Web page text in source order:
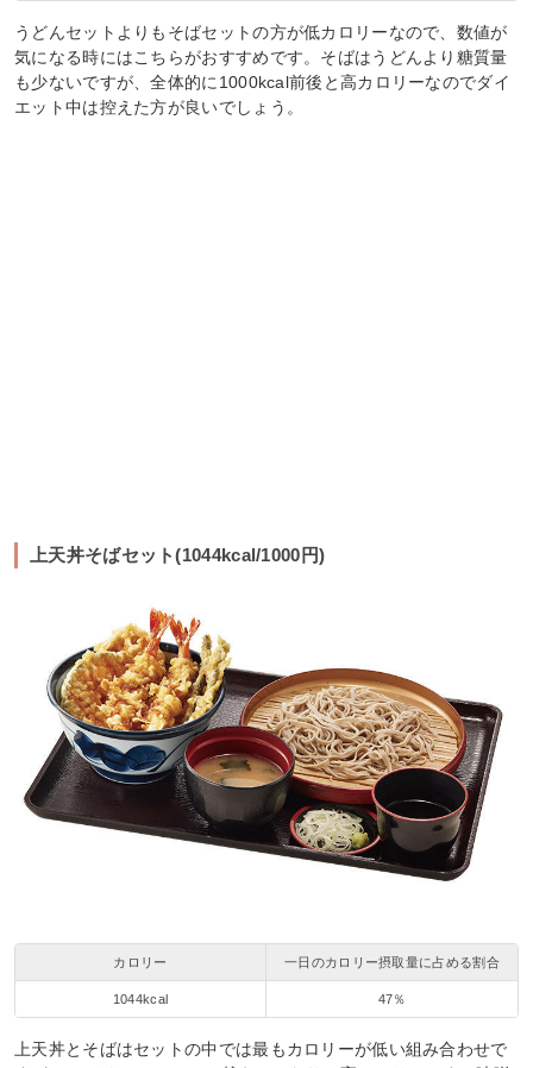
うどんセットよりもそばセットの方が低カロリーなので、数値が
気になる時にはこちらがおすすめです。そばはうどんより糖質量
も少ないですが、全体的に1000kcal前後と高カロリーなのでダイ
エット中は控えた方が良いでしょう。
上天丼そばセット(1044kcal/1000円)
カロリー 一日のカロリー摂取量に占める割合
1044kcal 47％
上天丼とそばはセットの中では最もカロリーが低い組み合わせで